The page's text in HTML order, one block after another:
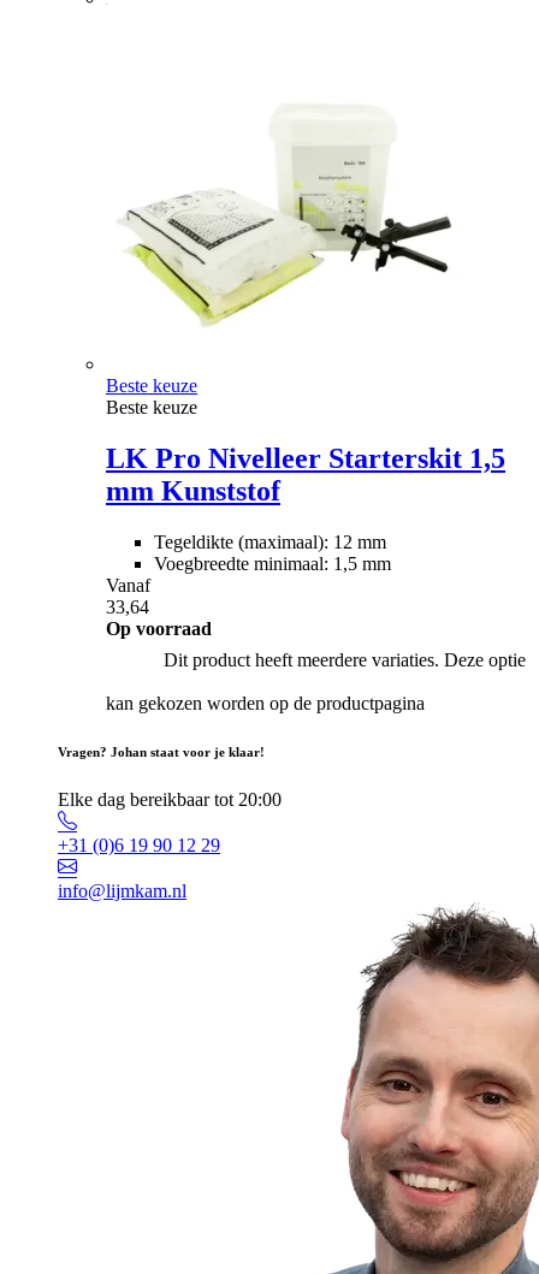
Beste keuze
Beste keuze
LK Pro Nivelleer Starterskit 1,5
mm Kunststof
Tegeldikte (maximaal): 12 mm
Voegbreedte minimaal: 1,5 mm
Vanaf
33,64
Op voorraad
Dit product heeft meerdere variaties. Deze optie
kan gekozen worden op de productpagina
Vragen? Johan staat voor je klaar!
Elke dag bereikbaar tot 20:00
+31 (0)6 19 90 12 29
info@lijmkam.nl